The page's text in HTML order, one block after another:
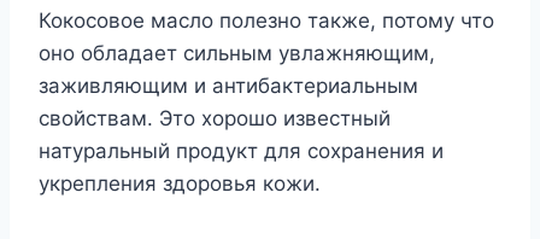
Кокосовое масло полезно также, потому что
оно обладает сильным увлажняющим,
заживляющим и антибактериальным
свойствам. Это хорошо известный
натуральный продукт для сохранения и
укрепления здоровья кожи.